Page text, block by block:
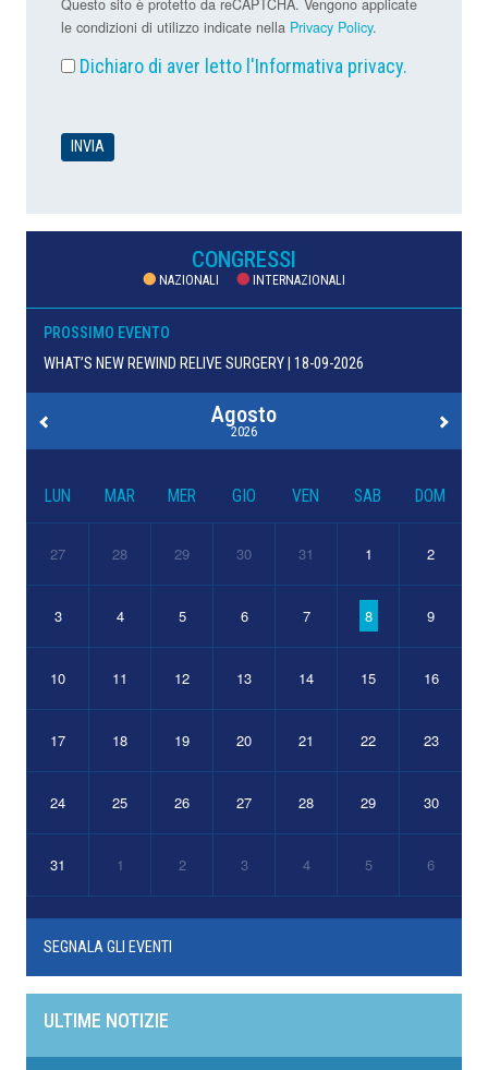
Questo sito è protetto da reCAPTCHA. Vengono applicate
le condizioni di utilizzo indicate nella Privacy Policy.
Dichiaro di aver letto l'Informativa privacy.
CONGRESSI
NAZIONALI INTERNAZIONALI
PROSSIMO EVENTO
WHAT’S NEW REWIND RELIVE SURGERY | 18-09-2026
Agosto
2026
LUN MAR MER GIO VEN SAB DOM
27 28 29 30 31 1 2
3 4 5 6 7 8 9
10 11 12 13 14 15 16
17 18 19 20 21 22 23
24 25 26 27 28 29 30
31 1 2 3 4 5 6
SEGNALA GLI EVENTI
ULTIME NOTIZIE